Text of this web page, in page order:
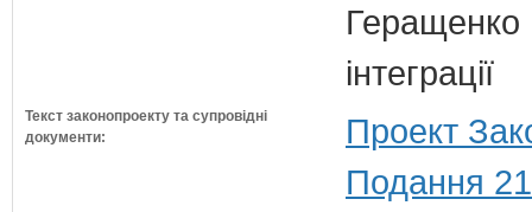
Геращенко
інтеграції
Текст законопроекту та супровідні
документи:
Проект
Подання